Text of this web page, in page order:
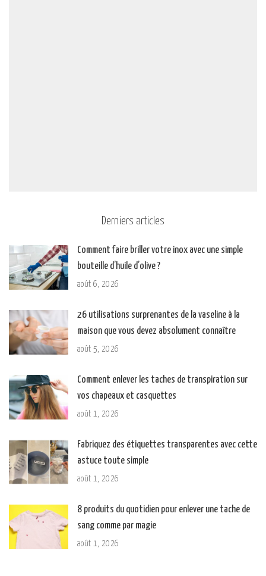
Derniers articles
Comment faire briller votre inox avec une simple
bouteille d’huile d’olive ?
août 6, 2026
26 utilisations surprenantes de la vaseline à la
maison que vous devez absolument connaître
août 5, 2026
Comment enlever les taches de transpiration sur
vos chapeaux et casquettes
août 1, 2026
Fabriquez des étiquettes transparentes avec cette
astuce toute simple
août 1, 2026
8 produits du quotidien pour enlever une tache de
sang comme par magie
août 1, 2026